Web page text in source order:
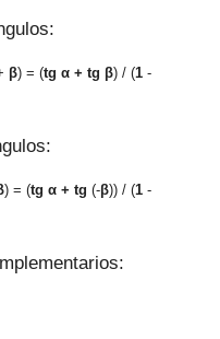
β) = (tg α + tg β) / (1 -
) = (tg α + tg (-β)) / (1 -
: